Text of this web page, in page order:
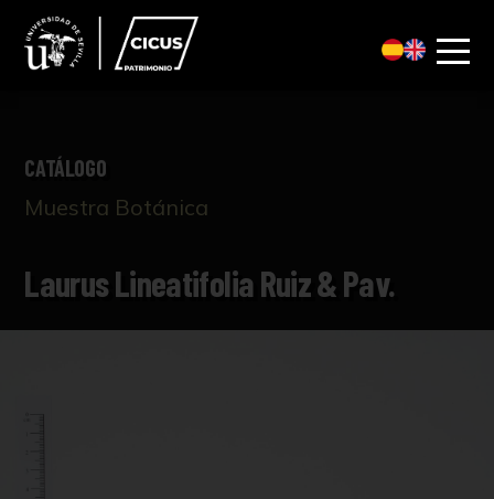
CATÁLOGO
Muestra Botánica
Laurus Lineatifolia Ruiz & Pav.